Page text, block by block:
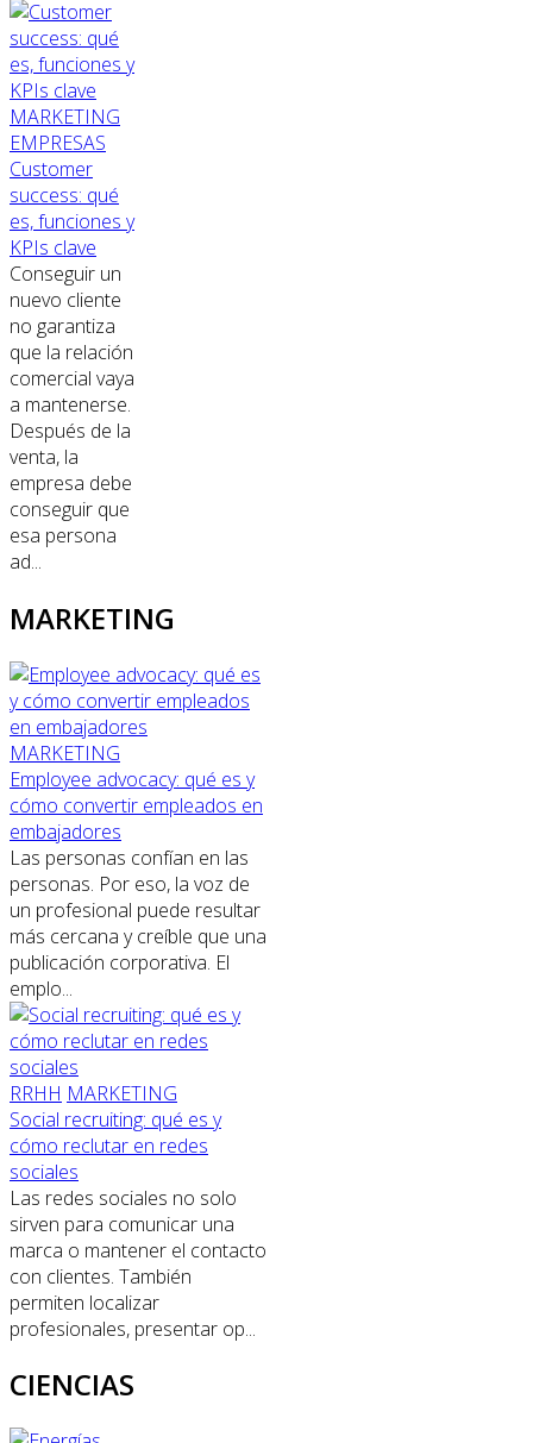
MARKETING
EMPRESAS
Customer
success: qué
es, funciones y
KPIs clave
Conseguir un
nuevo cliente
no garantiza
que la relación
comercial vaya
a mantenerse.
Después de la
venta, la
empresa debe
conseguir que
esa persona
ad...
MARKETING
MARKETING
Employee advocacy: qué es y
cómo convertir empleados en
embajadores
Las personas confían en las
personas. Por eso, la voz de
un profesional puede resultar
más cercana y creíble que una
publicación corporativa. El
emplo...
RRHH MARKETING
Social recruiting: qué es y
cómo reclutar en redes
sociales
Las redes sociales no solo
sirven para comunicar una
marca o mantener el contacto
con clientes. También
permiten localizar
profesionales, presentar op...
CIENCIAS